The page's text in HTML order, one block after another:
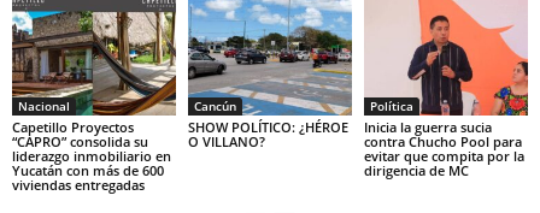
Nacional
Capetillo Proyectos
“CAPRO” consolida su
liderazgo inmobiliario en
Yucatán con más de 600
viviendas entregadas
Cancún
SHOW POLÍTICO: ¿HÉROE
O VILLANO?
Política
Inicia la guerra sucia
contra Chucho Pool para
evitar que compita por la
dirigencia de MC